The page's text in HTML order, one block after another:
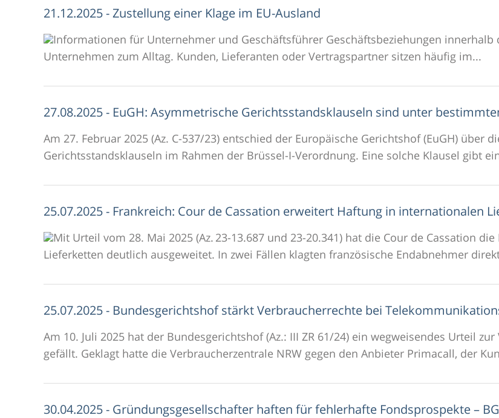
21.12.2025 - Zustellung einer Klage im EU-Ausland
Informationen für Unternehmer und Geschäftsführer Geschäftsbeziehungen
Unternehmen zum Alltag. Kunden, Lieferanten oder Vertragspartner sitzen häufig im...
27.08.2025 - EuGH: Asymmetrische Gerichtsstandsklauseln sind unter
Am 27. Februar 2025 (Az. C-537/23) entschied der Europäische Gerichtshof (EuGH) über
Gerichtsstandsklauseln im Rahmen der Brüssel-I-Verordnung. Eine solche Klausel gibt
25.07.2025 - Frankreich: Cour de Cassation erweitert Haftung in internationalen
Mit Urteil vom 28. Mai 2025 (Az. 23-13.687 und 23-20.341) hat die Cour de Cassation
Lieferketten deutlich ausgeweitet. In zwei Fällen klagten französische Endabnehmer
25.07.2025 - Bundesgerichtshof stärkt Verbraucherrechte bei
Am 10. Juli 2025 hat der Bundesgerichtshof (Az.: III ZR 61/24) ein wegweisendes Urteil
gefällt. Geklagt hatte die Verbraucherzentrale NRW gegen den Anbieter Primacall, der
30.04.2025 - Gründungsgesellschafter haften für fehlerhafte Fondsprospekte –